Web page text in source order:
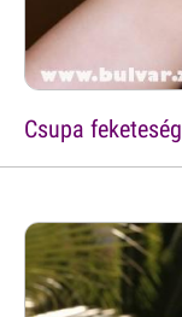
Csupa feketeség